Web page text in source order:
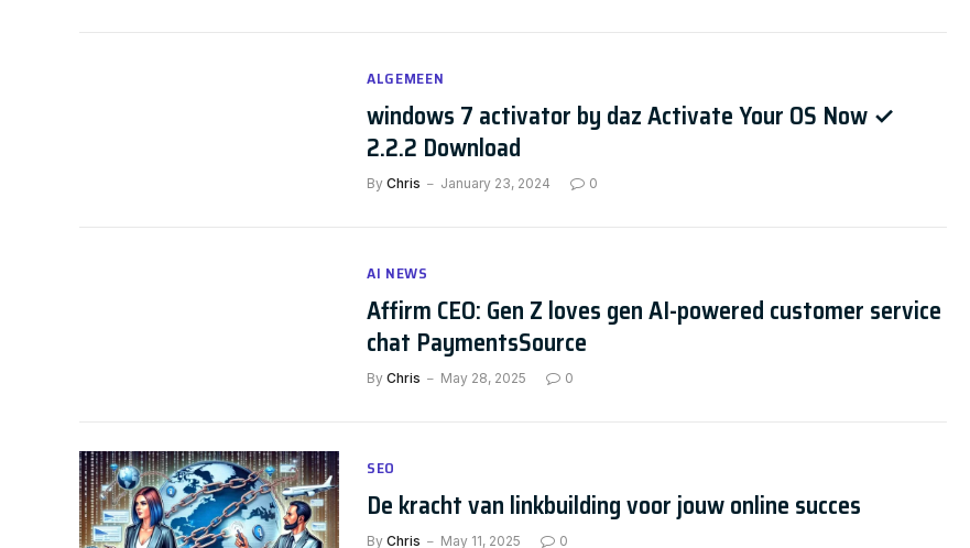
ALGEMEEN
windows 7 activator by daz Activate Your OS Now ✓
2.2.2 Download
By Chris January 23, 2024 0
AI NEWS
Affirm CEO: Gen Z loves gen AI-powered customer service
chat PaymentsSource
By Chris May 28, 2025 0
SEO
De kracht van linkbuilding voor jouw online succes
By Chris May 11, 2025 0